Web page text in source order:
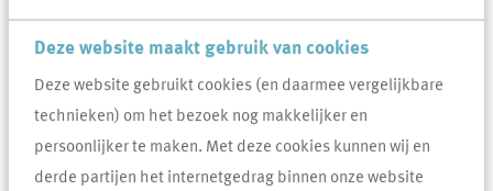
Deze website maakt gebruik van cookies
Deze website gebruikt cookies (en daarmee vergelijkbare
technieken) om het bezoek nog makkelijker en
persoonlijker te maken. Met deze cookies kunnen wij en
derde partijen het internetgedrag binnen onze website
Nieuwbouw én renoveren